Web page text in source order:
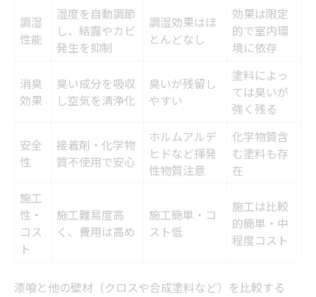
うまく塗るための漆喰の扱い方ガイド
プロに任せる漆喰施工のメリット
プロ施工が叶える漆喰の美しさと耐久性
自分施工とプロ施工の仕上がり比較一覧
漆喰職人の技術が持つ安心感の理由
大面積施工でプロを頼るべきタイミング
プロならではの漆喰仕上げの工夫集
調湿
性能
湿度を自動調節
し、結露やカビ
発生を抑制
調湿効果はほ
とんどなし
効果は限定
的で室内環
境に依存
消臭
効果
臭い成分を吸収
し空気を清浄化
臭いが残留し
やすい
塗料によっ
ては臭いが
強く残る
安全
性
接着剤・化学物
質不使用で安心
ホルムアルデ
ヒドなど揮発
性物質注意
化学物質含
む塗料も存
在
施工
性・
コス
ト
施工難易度高
く、費用は高め
施工簡単・コ
スト低
施工は比較
的簡単・中
程度コスト
漆喰と他の壁材（クロスや合成塗料など）を比較する